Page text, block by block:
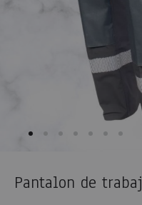
Pantalon de